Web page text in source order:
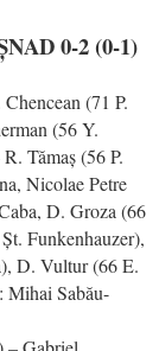
0-2 (0-1)
(71 P.
(56 Y.
Tămaș (56 P.
Nicolae Petre
D. Groza (66
Funkenhauzer),
D. Vultur (66 E.
Mihai Sabău-